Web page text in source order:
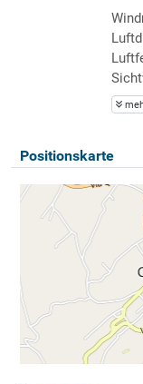
Positionskarte